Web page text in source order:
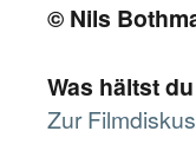
© Nils
Was hältst
Zur